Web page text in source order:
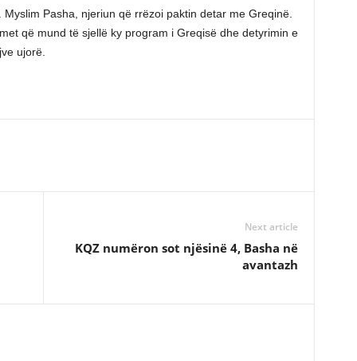
Myslim Pasha, njeriun që rrëzoi paktin detar me Greqinë.
që mund të sjellë ky program i Greqisë dhe detyrimin e
ujorë.
Next article
KQZ numëron sot njësinë 4, Basha në
avantazh